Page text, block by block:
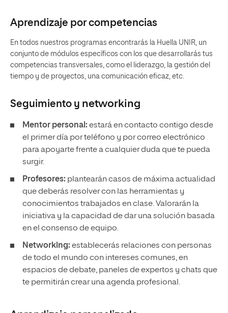
Aprendizaje por competencias
En todos nuestros programas encontrarás la Huella UNIR, un
conjunto de módulos específicos con los que desarrollarás tus
competencias transversales, como el liderazgo, la gestión del
tiempo y de proyectos, una comunicación eficaz, etc.
Seguimiento y networking
Mentor personal: estará en contacto contigo desde
el primer día por teléfono y por correo electrónico
para apoyarte frente a cualquier duda que te pueda
surgir.
Profesores: plantearán casos de máxima actualidad
que deberás resolver con las herramientas y
conocimientos trabajados en clase. Valorarán la
iniciativa y la capacidad de dar una solución basada
en el consenso de equipo.
Networking: establecerás relaciones con personas
de todo el mundo con intereses comunes, en
espacios de debate, paneles de expertos y chats que
te permitirán crear una agenda profesional.